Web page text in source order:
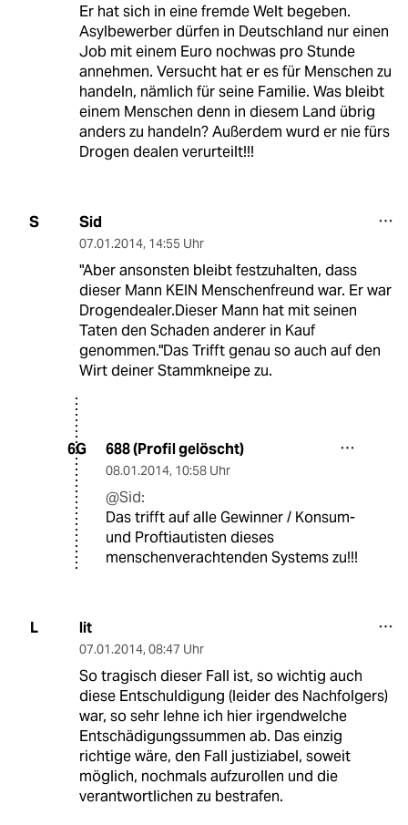
Er hat sich in eine fremde Welt begeben.
Asylbewerber dürfen in Deutschland nur einen
Job mit einem Euro nochwas pro Stunde
annehmen. Versucht hat er es für Menschen zu
handeln, nämlich für seine Familie. Was bleibt
einem Menschen denn in diesem Land übrig
anders zu handeln? Außerdem wurd er nie fürs
Drogen dealen verurteilt!!!
S Sid
07.01.2014, 14:55 Uhr
"Aber ansonsten bleibt festzuhalten, dass
dieser Mann KEIN Menschenfreund war. Er war
Drogendealer.Dieser Mann hat mit seinen
Taten den Schaden anderer in Kauf
genommen."Das Trifft genau so auch auf den
Wirt deiner Stammkneipe zu.
6G 688 (Profil gelöscht)
08.01.2014, 10:58 Uhr
@Sid:
Das trifft auf alle Gewinner / Konsum-
und Proftiautisten dieses
menschenverachtenden Systems zu!!!
L lit
07.01.2014, 08:47 Uhr
So tragisch dieser Fall ist, so wichtig auch
diese Entschuldigung (leider des Nachfolgers)
war, so sehr lehne ich hier irgendwelche
Entschädigungssummen ab. Das einzig
richtige wäre, den Fall justiziabel, soweit
möglich, nochmals aufzurollen und die
verantwortlichen zu bestrafen.